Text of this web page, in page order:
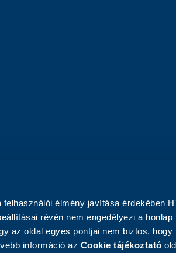
élmény javítása érdekében
révén nem engedélyezi a honlap
az oldal egyes pontjai nem biztos, hogy
információ az Cookie tájékoztató